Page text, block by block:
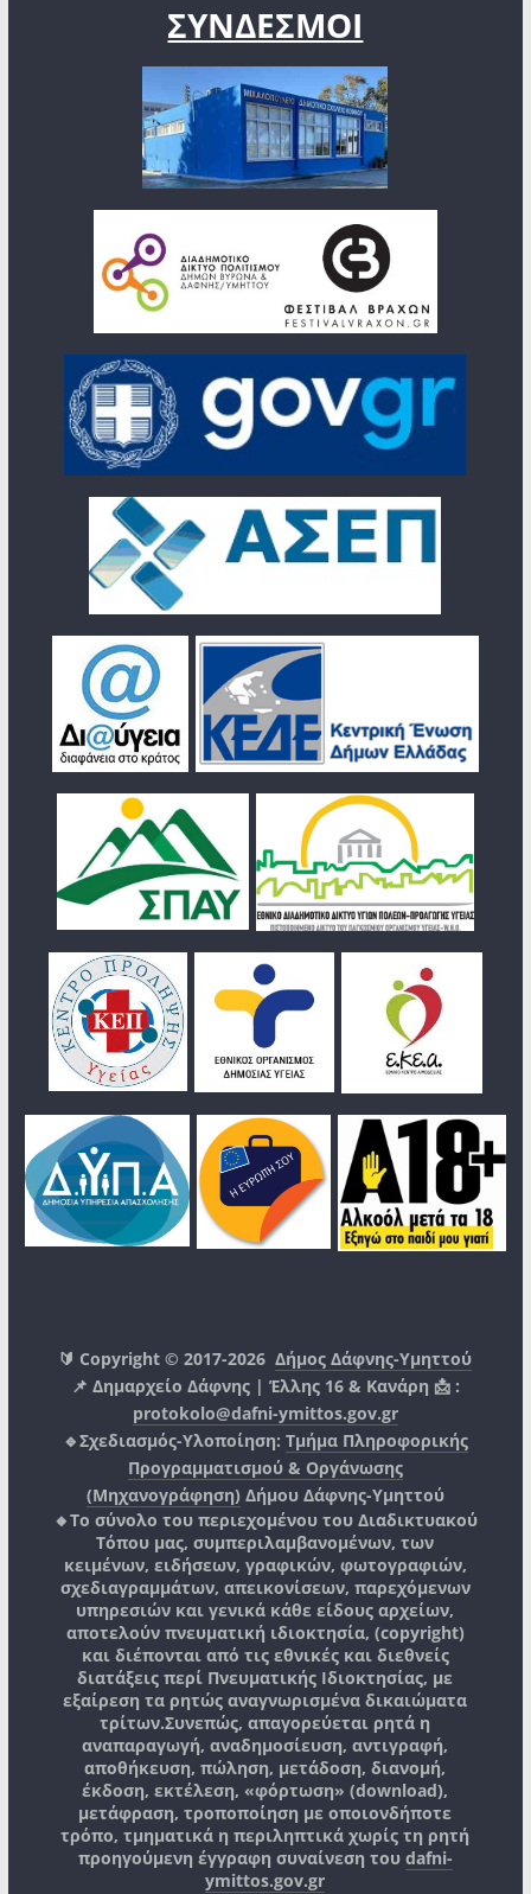
ΣΥΝΔΕΣΜΟΙ
🔰 Copyright © 2017-2026Δήμος Δάφνης-Υμηττού
📌 Δημαρχείο Δάφνης | Έλλης 16 & Κανάρη 📩 :
protokolo@dafni-ymittos.gov.gr
🔹Σχεδιασμός-Υλοποίηση: Τμήμα Πληροφορικής
Προγραμματισμού & Οργάνωσης
(Μηχανογράφηση) Δήμου Δάφνης-Υμηττού
🔸Το σύνολο του περιεχομένου του Διαδικτυακού
Τόπου μας, συμπεριλαμβανομένων, των
κειμένων, ειδήσεων, γραφικών, φωτογραφιών,
σχεδιαγραμμάτων, απεικονίσεων, παρεχόμενων
υπηρεσιών και γενικά κάθε είδους αρχείων,
αποτελούν πνευματική ιδιοκτησία, (copyright)
και διέπονται από τις εθνικές και διεθνείς
διατάξεις περί Πνευματικής Ιδιοκτησίας, με
εξαίρεση τα ρητώς αναγνωρισμένα δικαιώματα
τρίτων.Συνεπώς, απαγορεύεται ρητά η
αναπαραγωγή, αναδημοσίευση, αντιγραφή,
αποθήκευση, πώληση, μετάδοση, διανομή,
έκδοση, εκτέλεση, «φόρτωση» (download),
μετάφραση, τροποποίηση με οποιονδήποτε
τρόπο, τμηματικά η περιληπτικά χωρίς τη ρητή
προηγούμενη έγγραφη συναίνεση του dafni-
ymittos.gov.gr